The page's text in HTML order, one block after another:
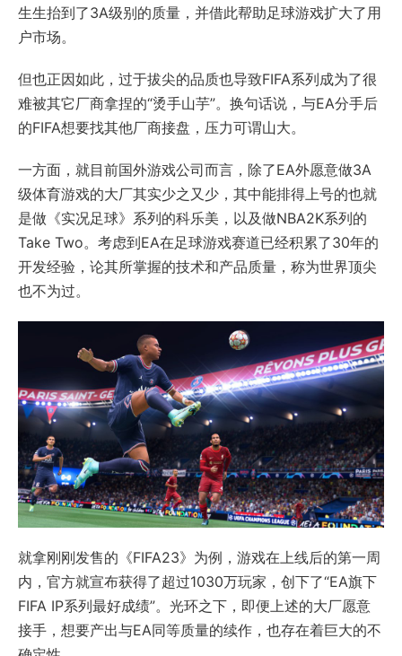
生生抬到了3A级别的质量，并借此帮助足球游戏扩大了用
户市场。
但也正因如此，过于拔尖的品质也导致FIFA系列成为了很
难被其它厂商拿捏的“烫手山芋”。换句话说，与EA分手后
的FIFA想要找其他厂商接盘，压力可谓山大。
一方面，就目前国外游戏公司而言，除了EA外愿意做3A
级体育游戏的大厂其实少之又少，其中能排得上号的也就
是做《实况足球》系列的科乐美，以及做NBA2K系列的
Take Two。考虑到EA在足球游戏赛道已经积累了30年的
开发经验，论其所掌握的技术和产品质量，称为世界顶尖
也不为过。
就拿刚刚发售的《FIFA23》为例，游戏在上线后的第一周
内，官方就宣布获得了超过1030万玩家，创下了“EA旗下
FIFA IP系列最好成绩”。光环之下，即便上述的大厂愿意
接手，想要产出与EA同等质量的续作，也存在着巨大的不